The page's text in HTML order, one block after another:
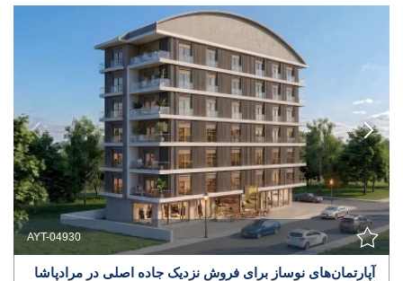
AYT-04930
آپارتمان‌های نوساز برای فروش نزدیک جاده اصلی در مرادپاشا